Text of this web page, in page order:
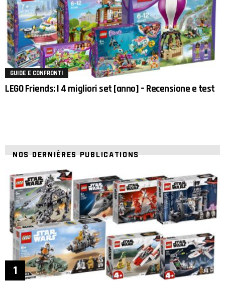
GUIDE E CONFRONTI
LEGO Friends: I 4 migliori set [anno] – Recensione e test
NOS DERNIÈRES PUBLICATIONS